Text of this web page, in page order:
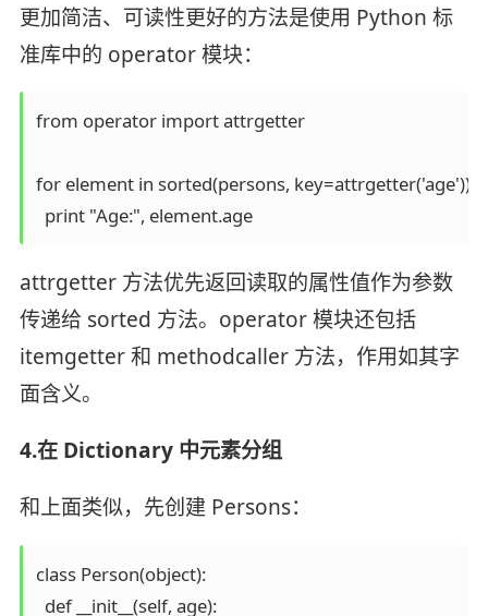
更加简洁、可读性更好的方法是使用 Python 标
准库中的 operator 模块：
from operator import attrgetter
for element in sorted(persons, key=attrgetter('age')):
  print "Age:", element.age
attrgetter 方法优先返回读取的属性值作为参数
传递给 sorted 方法。operator 模块还包括
itemgetter 和 methodcaller 方法，作用如其字
面含义。
4.在 Dictionary 中元素分组
和上面类似，先创建 Persons：
class Person(object):
  def __init__(self, age):